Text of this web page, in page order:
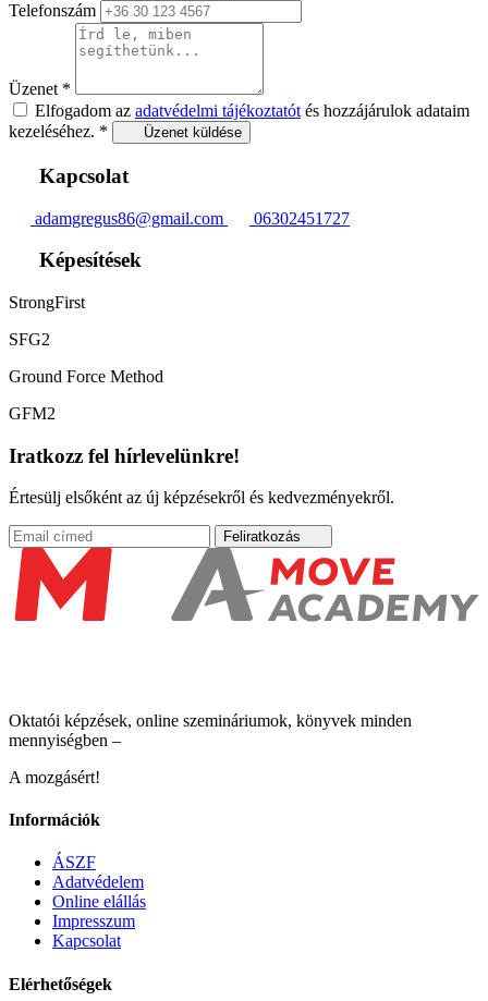
Telefonszám
Üzenet *
Elfogadom az adatvédelmi tájékoztatót és hozzájárulok adataim
kezeléséhez. * Üzenet küldése
Kapcsolat
adamgregus86@gmail.com 06302451727
Képesítések
StrongFirst
SFG2
Ground Force Method
GFM2
Iratkozz fel hírlevelünkre!
Értesülj elsőként az új képzésekről és kedvezményekről.
Feliratkozás
Oktatói képzések, online szemináriumok, könyvek minden
mennyiségben –
A mozgásért!
Információk
ÁSZF
Adatvédelem
Online elállás
Impresszum
Kapcsolat
Elérhetőségek